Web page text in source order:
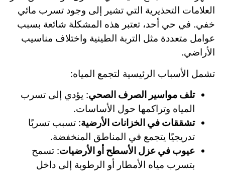
العلامات التحذيرية التي تشير إلى وجود تسرب مائي
خفي. في حي أحد، تعتبر هذه المشكلة شائعة بسبب
عوامل متعددة مثل التربة الطينية واختلاف مناسيب
الأراضي.
تشمل الأسباب الرئيسية لتجمع المياه:
تلف مواسير الصرف الصحي: يؤدي إلى تسرب
المياه وتراكمها حول الأساسات.
تشققات في الخزانات الأرضية: تسبب تسربًا
تدريجيًا يتجمع في المناطق المنخفضة.
عيوب في عزل الأسطح أو الأرضيات: تسمح
بتسرب مياه الأمطار أو الرطوبة إلى داخل